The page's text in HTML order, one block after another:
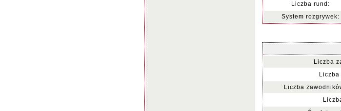
Liczba rund:
System rozgrywek:
Liczba
Liczba